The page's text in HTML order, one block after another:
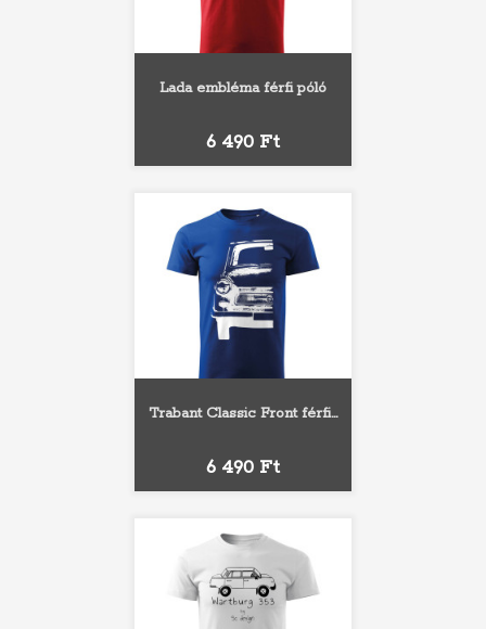
Lada embléma férfi póló
Ár
6 490 Ft
Trabant Classic Front férfi...
Ár
6 490 Ft